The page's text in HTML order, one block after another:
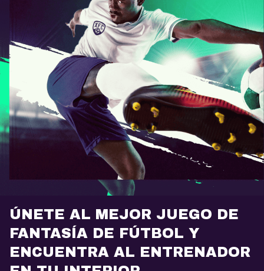
ÚNETE AL MEJOR JUEGO DE
FANTASÍA DE FÚTBOL Y
ENCUENTRA AL ENTRENADOR